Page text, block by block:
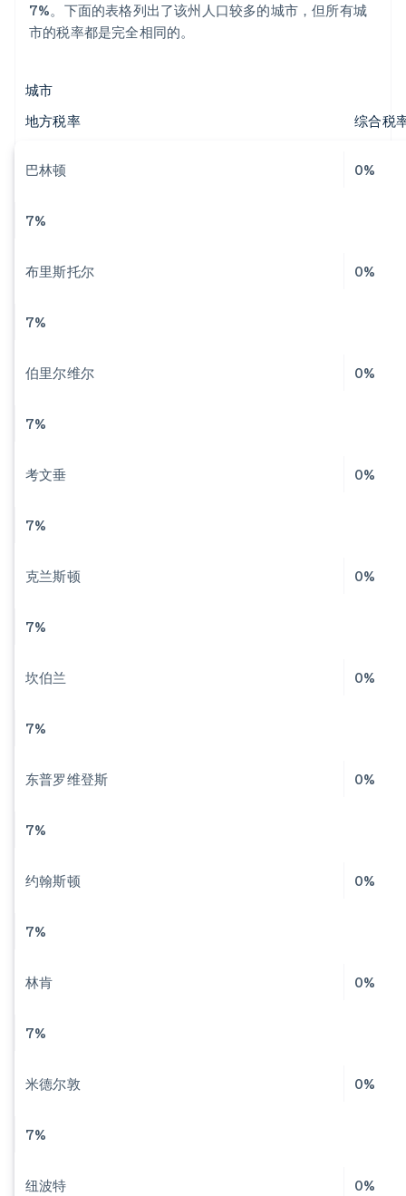
7%。下面的表格列出了该州人口较多的城市，但所有城
市的税率都是完全相同的。
城市
地方税率
综合税
巴林顿 0%
7%
布里斯托尔 0%
7%
伯里尔维尔 0%
7%
考文垂 0%
7%
克兰斯顿 0%
7%
坎伯兰 0%
7%
东普罗维登斯 0%
7%
约翰斯顿 0%
7%
林肯 0%
7%
米德尔敦 0%
7%
纽波特 0%